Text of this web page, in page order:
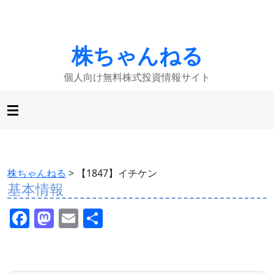
株ちゃんねる
個人向け無料株式投資情報サイト
株ちゃんねる > 【1847】イチケン
基本情報
F M E